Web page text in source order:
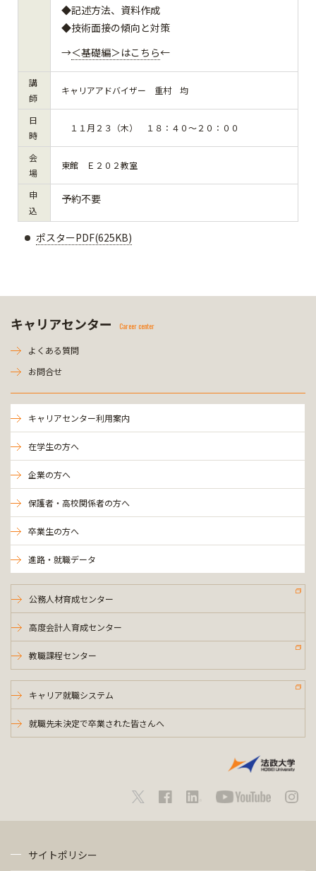
◆記述方法、資料作成
◆技術面接の傾向と対策
→＜基礎編＞はこちら←
講
師
キャリアアドバイザー 重村 均
日
時
１１月２３（木） １８：４０～２０：００
会
場
東館 Ｅ２０２教室
申
込
予約不要
ポスターPDF(625KB)
キャリアセンター Career center
よくある質問
お問合せ
キャリアセンター利用案内
在学生の方へ
企業の方へ
保護者・高校関係者の方へ
卒業生の方へ
進路・就職データ
公務人材育成センター
高度会計人育成センター
教職課程センター
キャリア就職システム
就職先未決定で卒業された皆さんへ
サイトポリシー